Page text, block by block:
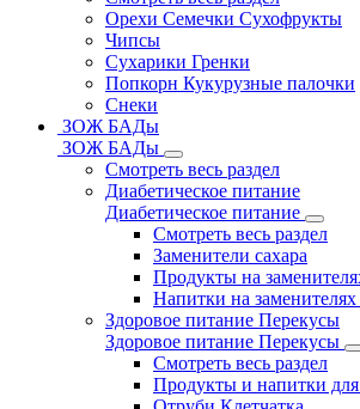
Орехи Семечки Сухофрукты
Чипсы
Сухарики Гренки
Попкорн Кукурузные палочки
Снеки
ЗОЖ БАДы
ЗОЖ БАДы
Смотреть весь раздел
Диабетическое питание
Диабетическое питание
Смотреть весь раздел
Заменители сахара
Продукты на
Напитки на заменителях
Здоровое питание Перекусы
Здоровое питание Перекусы
Смотреть весь раздел
Продукты и напитки